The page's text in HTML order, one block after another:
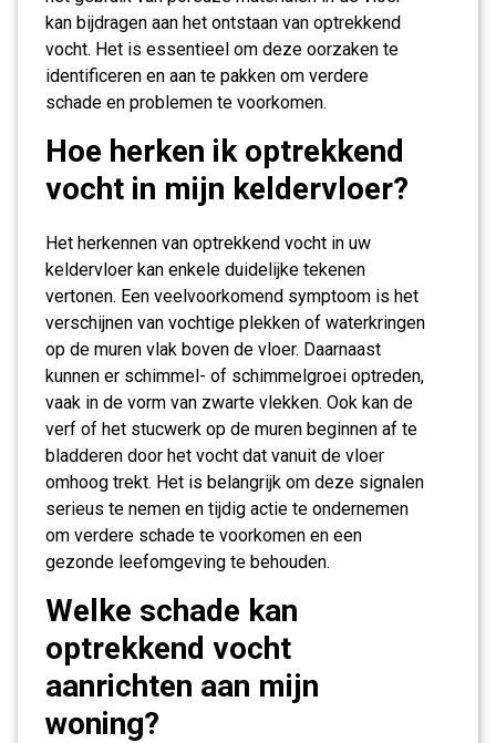
kan bijdragen aan het ontstaan van optrekkend
vocht. Het is essentieel om deze oorzaken te
identificeren en aan te pakken om verdere
schade en problemen te voorkomen.
Hoe herken ik optrekkend
vocht in mijn keldervloer?
Het herkennen van optrekkend vocht in uw
keldervloer kan enkele duidelijke tekenen
vertonen. Een veelvoorkomend symptoom is het
verschijnen van vochtige plekken of waterkringen
op de muren vlak boven de vloer. Daarnaast
kunnen er schimmel- of schimmelgroei optreden,
vaak in de vorm van zwarte vlekken. Ook kan de
verf of het stucwerk op de muren beginnen af te
bladderen door het vocht dat vanuit de vloer
omhoog trekt. Het is belangrijk om deze signalen
serieus te nemen en tijdig actie te ondernemen
om verdere schade te voorkomen en een
gezonde leefomgeving te behouden.
Welke schade kan
optrekkend vocht
aanrichten aan mijn
woning?